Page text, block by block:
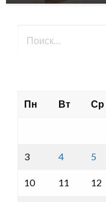
Пн Вт Ср
3 4 5
10 11 12